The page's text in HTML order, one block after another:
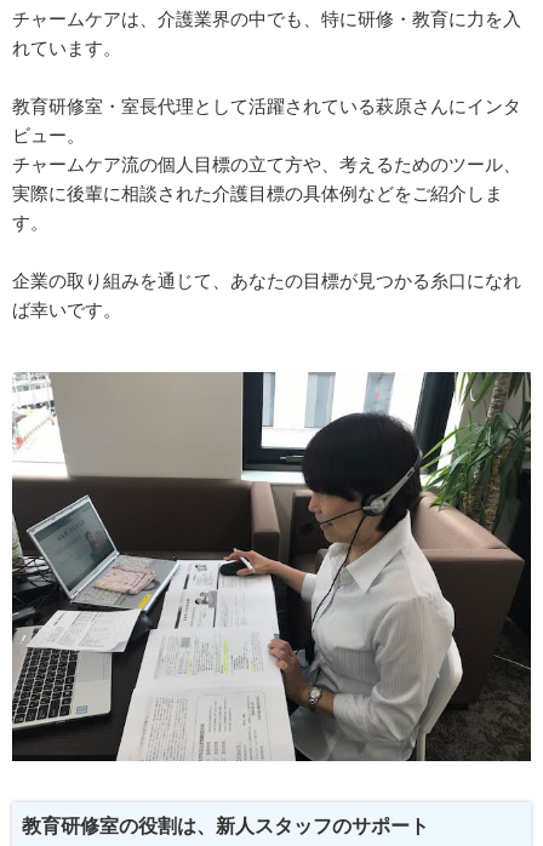
チャームケアは、介護業界の中でも、特に研修・教育に力を入
れています。
教育研修室・室長代理として活躍されている萩原さんにインタ
ビュー。
チャームケア流の個人目標の立て方や、考えるためのツール、
実際に後輩に相談された介護目標の具体例などをご紹介しま
す。
企業の取り組みを通じて、あなたの目標が見つかる糸口になれ
ば幸いです。
教育研修室の役割は、新人スタッフのサポート